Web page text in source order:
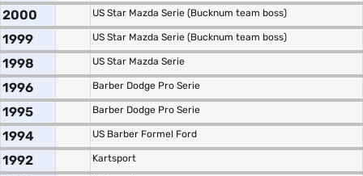
2000 US Star Mazda Serie (Bucknum team boss)
1999 US Star Mazda Serie (Bucknum team boss)
1998 US Star Mazda Serie
1996 Barber Dodge Pro Serie
1995 Barber Dodge Pro Serie
1994 US Barber Formel Ford
1992 Kartsport